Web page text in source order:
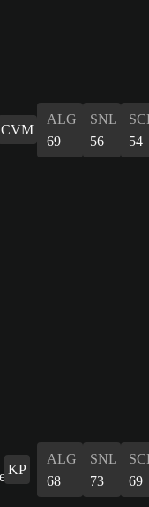
CVM
ALG
69
SNL
56
54
KP
ALG
68
SNL
73
69